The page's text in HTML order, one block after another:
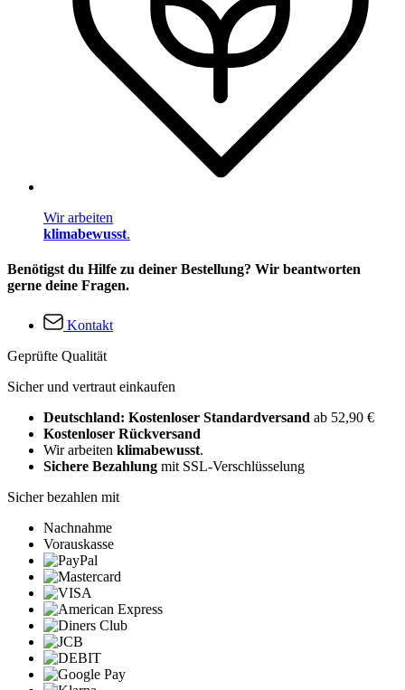
Wir arbeiten
klimabewusst.
Benötigst du Hilfe zu deiner Bestellung? Wir beantworten
gerne deine Fragen.
Kontakt
Geprüfte Qualität
Sicher und vertraut einkaufen
Deutschland: Kostenloser Standardversand ab 52,90 €
Kostenloser Rückversand
Wir arbeiten klimabewusst.
Sichere Bezahlung mit SSL-Verschlüsselung
Sicher bezahlen mit
Nachnahme
Vorauskasse